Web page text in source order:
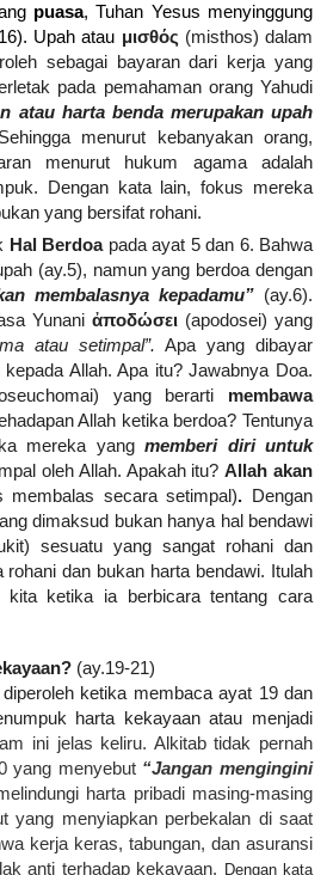
puasa, Tuhan Yesus menyinggung
Upah atau μισθός (misthos) dalam
sebagai bayaran dari kerja yang
pada pemahaman orang Yahudi
atau harta benda merupakan upah
menurut kebanyakan orang,
menurut hukum agama adalah
Dengan kata lain, fokus mereka
yang bersifat rohani.
Hal Berdoapada ayat 5 dan 6. Bahwa
(ay.5), namun yang berdoa dengan
membalasnya kepadamu” (ay.6).
Yunani ἀποδώσει (apodosei) yang
atau setimpal”. Apa yang dibayar
Allah. Apa itu? Jawabnya Doa.
) yang berarti membawa
Allah ketika berdoa? Tentunya
mereka yang memberi diri untuk
oleh Allah. Apakah itu?Allah akan
membalas secara setimpal). Dengan
dimaksud bukan hanya hal bendawi
sesuatu yang sangat rohani dan
dan bukan harta bendawi. Itulah
ketika ia berbicara tentang cara
(ay.19-21)
ketika membaca ayat 19 dan
harta kekayaan atau menjadi
ini jelas keliru. Alkitab tidak pernah
yang menyebut “Jangan mengingini
harta pribadi masing-masing
yang menyiapkan perbekalan di saat
kerja keras, tabungan, dan asuransi
anti terhadap kekayaan. Dengan kata